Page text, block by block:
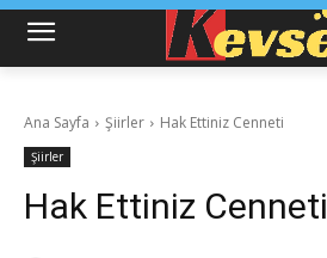
Ana Sayfa Şiirler Hak Ettiniz Cenneti
Şiirler
Hak Ettiniz Cenneti